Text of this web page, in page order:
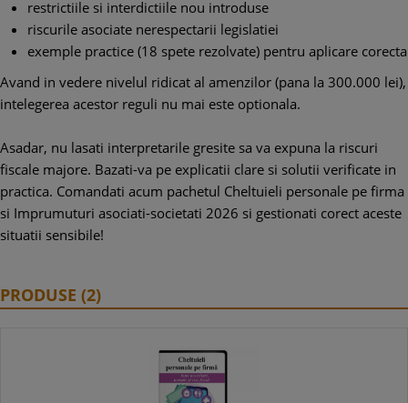
restrictiile si interdictiile nou introduse
riscurile asociate nerespectarii legislatiei
exemple practice (18 spete rezolvate) pentru aplicare corecta
Avand in vedere nivelul ridicat al amenzilor (pana la 300.000 lei),
intelegerea acestor reguli nu mai este optionala.
Asadar, nu lasati interpretarile gresite sa va expuna la riscuri
fiscale majore. Bazati-va pe explicatii clare si solutii verificate in
practica. Comandati acum pachetul Cheltuieli personale pe firma
si Imprumuturi asociati-societati 2026 si gestionati corect aceste
situatii sensibile!
PRODUSE (2)